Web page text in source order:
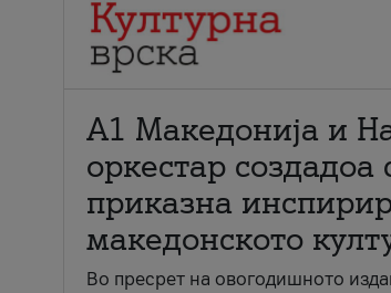
А1 Македонија и
оркестар
приказна
македонското
Во пресрет на овогодишното